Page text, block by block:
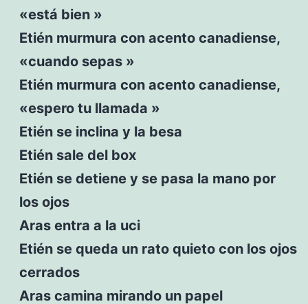
«está bien »
Etién murmura con acento canadiense,
«cuando sepas »
Etién murmura con acento canadiense,
«espero tu llamada »
Etién se inclina y la besa
Etién sale del box
Etién se detiene y se pasa la mano por
los ojos
Aras entra a la uci
Etién se queda un rato quieto con los ojos
cerrados
Aras camina mirando un papel